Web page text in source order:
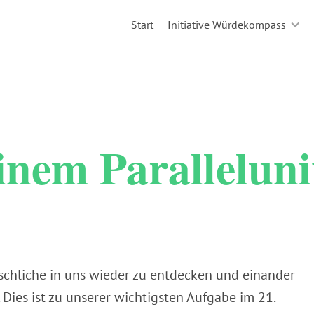
in uns wieder zu entdecken und einander
ist zu unserer wichtigsten Aufgabe im 21.
Start Initiative Würdekompass